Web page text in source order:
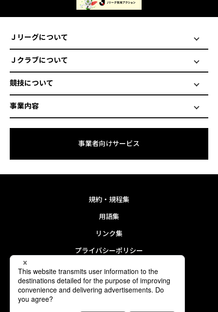
Ｊリーグについて
Ｊクラブについて
競技について
事業内容
事業者向けサービス
規約・規程集
用語集
リンク集
プライバシーポリシー
利用規約
著作権について